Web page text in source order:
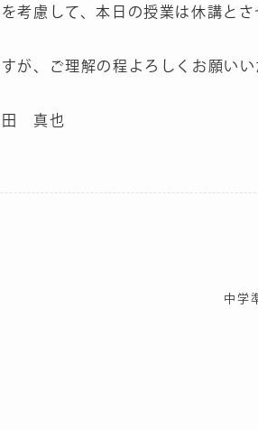
考慮して、本日の授業は休講とさ
が、ご理解の程よろしくお願いい
真也
中学